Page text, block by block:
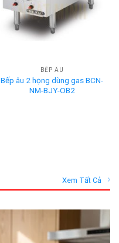
BẾP ÂU
Bếp âu 2 họng dùng gas BCN-
NM-BJY-OB2
Xem Tất Cả